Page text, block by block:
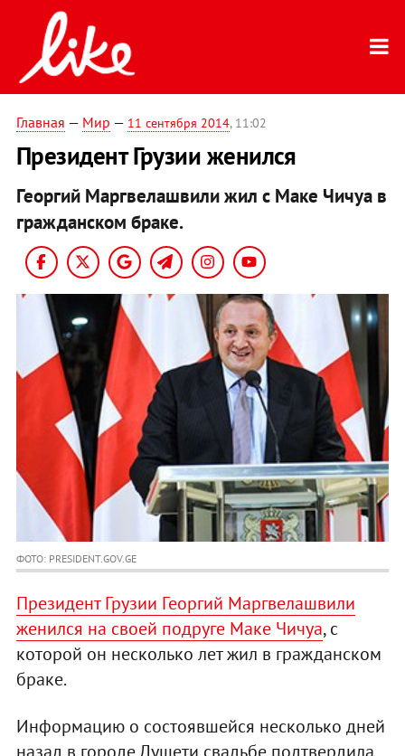
Главная — Мир — 11 сентября 2014, 11:02
Президент Грузии женился
Георгий Маргвелашвили жил с Маке Чичуа в
гражданском браке.
ФОТО: PRESIDENT.GOV.GE
Президент Грузии Георгий Маргвелашвили
женился на своей подруге Маке Чичуа, с
которой он несколько лет жил в гражданском
браке.
Информацию о состоявшейся несколько дней